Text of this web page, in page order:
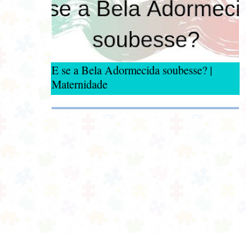
E se a Bela Adormecida soubesse? |
Maternidade